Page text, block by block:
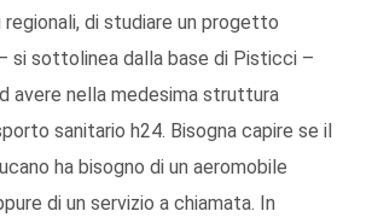
di studiare un progetto
– si sottolinea dalla base di Pisticci –
avere nella medesima struttura
sanitario h24. Bisogna capire se il
ha bisogno di un aeromobile
di un servizio a chiamata. In